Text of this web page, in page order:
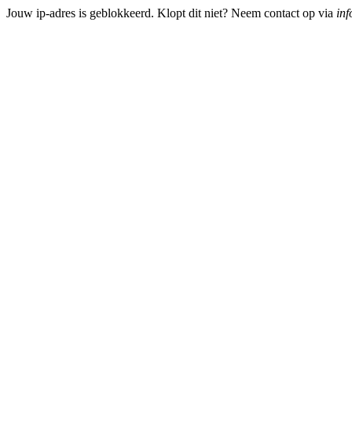
Jouw ip-adres is geblokkeerd. Klopt dit niet? Neem contact op via